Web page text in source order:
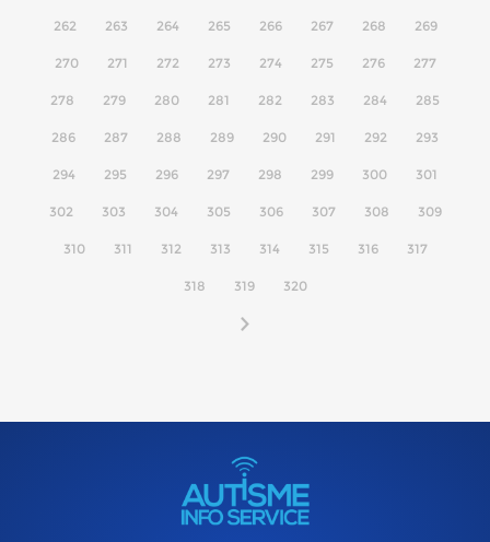
262 263 264 265 266 267 268 269
270 271 272 273 274 275 276 277
278 279 280 281 282 283 284 285
286 287 288 289 290 291 292 293
294 295 296 297 298 299 300 301
302 303 304 305 306 307 308 309
310 311 312 313 314 315 316 317
318 319 320